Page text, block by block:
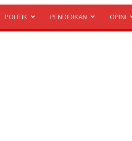
POLITIK PENDIDIKAN OPINI